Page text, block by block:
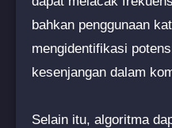
bahkan penggunaan
mengidentifikasi
kesenjangan dalam
Selain itu, algoritma